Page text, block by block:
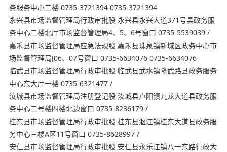
务服务中心二楼 0735-3721394 0735-3721394
永兴县市场监督管理局行政审批股 永兴县永兴大道371号县政务服
务中心二楼北厅市场监督管理局4、5、6号窗口 0735-5539039 /
嘉禾县市场监督管理局应急法规股 嘉禾县珠泉镇新城区政务中心市
场监督管理局J06、07号窗口 0735-6634076 0735-6634076
临武县市场监督管理局行政审批股 临武县武水镇隆武路县政务服务
中心东大厅一楼 0735-6321477 /
汝城县市场监督管理局注册登记股 汝城县卢阳镇九龙大道县政务服
务中心二号楼四楼北边窗口 0735-8236179 /
桂东县市场监督管理局行政审批股 桂东县沤江镇桂东大道县政务服
务中心三楼A区11号窗口 0735-8628997 /
安仁县市场监督管理局行政审批股 安仁县永乐江镇八一东路行政大